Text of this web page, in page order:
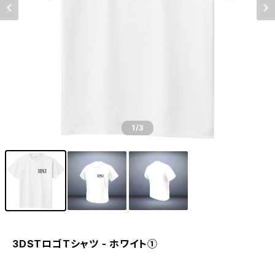
1/3
3DSTロゴTシャツ - ホワイト①